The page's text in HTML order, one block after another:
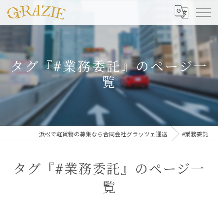
タグ『#業務委託』のページ一
覧
浜松で軽貨物の募集なら合同会社グラッツェ運送 #業務委託
タグ『#業務委託』のページ一
覧